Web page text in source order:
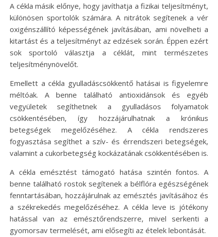
A cékla másik előnye, hogy javíthatja a fizikai teljesítményt,
különösen sportolók számára. A nitrátok segítenek a vér
oxigénszállító képességének javításában, ami növelheti a
kitartást és a teljesítményt az edzések során. Éppen ezért
sok sportoló választja a céklát, mint természetes
teljesítménynövelőt.
Emellett a cékla gyulladáscsökkentő hatásai is figyelemre
méltóak. A benne található antioxidánsok és egyéb
vegyületek segíthetnek a gyulladásos folyamatok
csökkentésében, így hozzájárulhatnak a krónikus
betegségek megelőzéséhez. A cékla rendszeres
fogyasztása segíthet a szív- és érrendszeri betegségek,
valamint a cukorbetegség kockázatának csökkentésében is.
A cékla emésztést támogató hatása szintén fontos. A
benne található rostok segítenek a bélflóra egészségének
fenntartásában, hozzájárulnak az emésztés javításához és
a székrekedés megelőzéséhez. A cékla leve is jótékony
hatással van az emésztőrendszerre, mivel serkenti a
gyomorsav termelését, ami elősegíti az ételek lebontását.